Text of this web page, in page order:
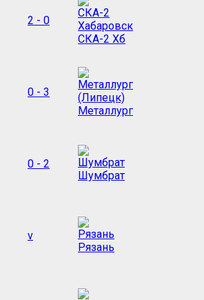
2 - 0
СКА-2 Хб
0 - 3
Металлург
0 - 2
Шумбрат
v
Рязань